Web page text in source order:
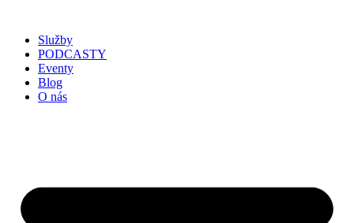
Služby
PODCASTY
Eventy
Blog
O nás